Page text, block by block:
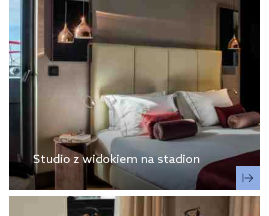
Studio z widokiem na stadion